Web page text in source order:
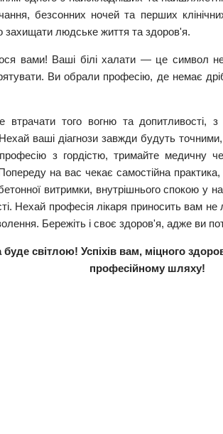
безсонних ночей та перших
захищати людське життя та здоров'я.
вами! Ваші білі халати — це символ
Ви обрали професію, де немає
того вогню та допитливості,
ваші діагнози завжди будуть
з гордістю, тримайте медичну
на вас чекає самостійна практика,
витримки, внутрішнього спокою у
Нехай професія лікаря приносить вам не
Бережіть і своє здоров'я, адже ви
світлою! Успіхів вам, міцного
професійному шляху!